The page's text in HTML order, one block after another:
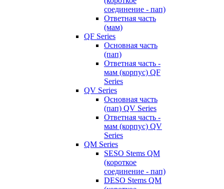
соединение - пап)
Ответная часть
(мам)
QF Series
Основная часть
(пап)
Ответная часть -
мам (корпус) QF
Series
QV Series
Основная часть
(пап) QV Series
Ответная часть -
мам (корпус) QV
Series
QM Series
SESO Stems QM
(короткое
соединение - пап)
DESO Stems QM